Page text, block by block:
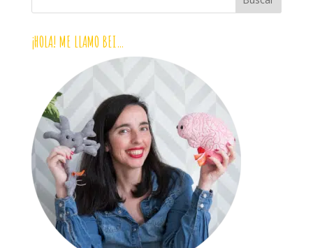
¡HOLA! ME LLAMO BEI…